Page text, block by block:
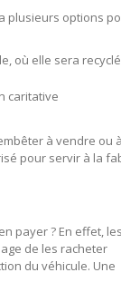
options
où elle sera
caritative
à vendre ou
pour servir à la
payer ? En effet, les
de les racheter
du véhicule. Une